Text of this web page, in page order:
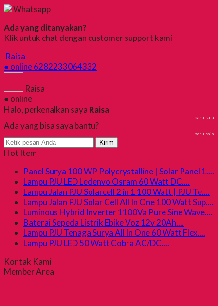
Whatsapp
Ada yang ditanyakan?
Klik untuk chat dengan customer support kami
Raisa
● online6282233064332
Raisa
● online
Halo, perkenalkan saya Raisa
baru saja
Ada yang bisa saya bantu?
baru saja
Kirim
Hot Item
Panel Surya 100 WP Polycrystalline | Solar Panel 1....
Lampu PJU LED Ledenvo Osram 60 Watt DC....
Lampu Jalan PJU Solarcell 2 in 1 100 Watt | PJU Te....
Lampu Jalan PJU Solar Cell All In One 100 Watt Sup....
Luminous Hybrid Inverter 1100Va Pure Sine Wave....
Baterai Sepeda Listrik Ebike Voz 12v 20Ah....
Lampu PJU Tenaga Surya All In One 60 Watt Flex....
Lampu PJU LED 50 Watt Cobra AC/DC....
Kontak Kami
Member Area